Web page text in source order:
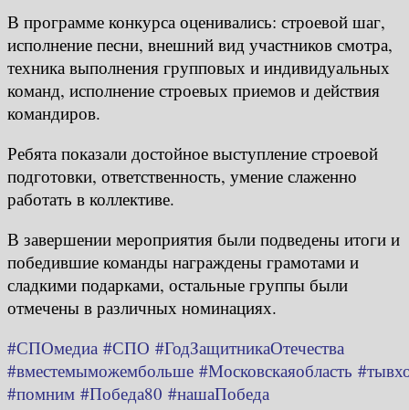
В программе конкурса оценивались: строевой шаг,
исполнение песни, внешний вид участников смотра,
техника выполнения групповых и индивидуальных
команд, исполнение строевых приемов и действия
командиров.
Ребята показали достойное выступление строевой
подготовки, ответственность, умение слаженно
работать в коллективе.
В завершении мероприятия были подведены итоги и
победившие команды награждены грамотами и
сладкими подарками, остальные группы были
отмечены в различных номинациях.
#СПОмедиа #СПО #ГодЗащитникаОтечества
#вместемыможембольше #Московскаяобласть
#помним #Победа80 #нашаПобеда